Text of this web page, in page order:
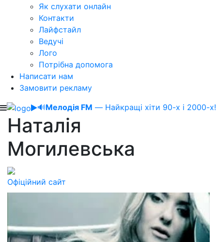
Як слухати онлайн
Контакти
Лайфстайл
Ведучі
Лого
Потрібна допомога
Написати нам
Замовити рекламу
🔊Мелодія FM — Найкращі хіти 90-х і 2000-х!
Наталія
Могилевська
Офіційний сайт